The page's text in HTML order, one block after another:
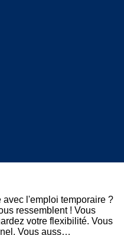
l'emploi temporaire ?
ressemblent ! Vous
votre flexibilité. Vous
Vous auss…